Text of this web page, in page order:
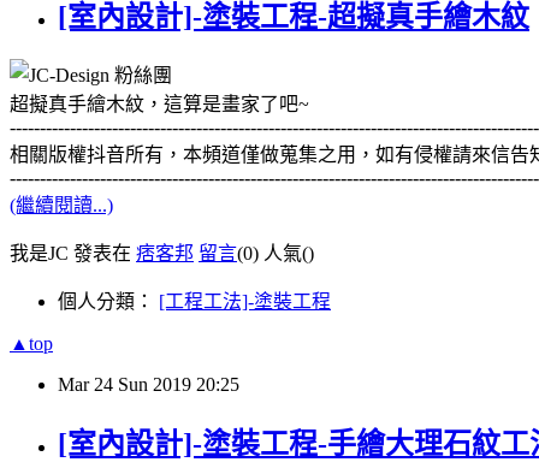
[室內設計]-塗裝工程-超擬真手繪木紋
超擬真手繪木紋，這算是畫家了吧~
相關版權抖音所有，本頻道僅做蒐集之用，如有侵權請來信告
(繼續閱讀...)
我是JC 發表在 痞客邦 留言(0) 人氣()
個人分類： [工程工法]-塗裝工程
▲top
Mar 24 Sun 2019 20:25
[室內設計]-塗裝工程-手繪大理石紋工